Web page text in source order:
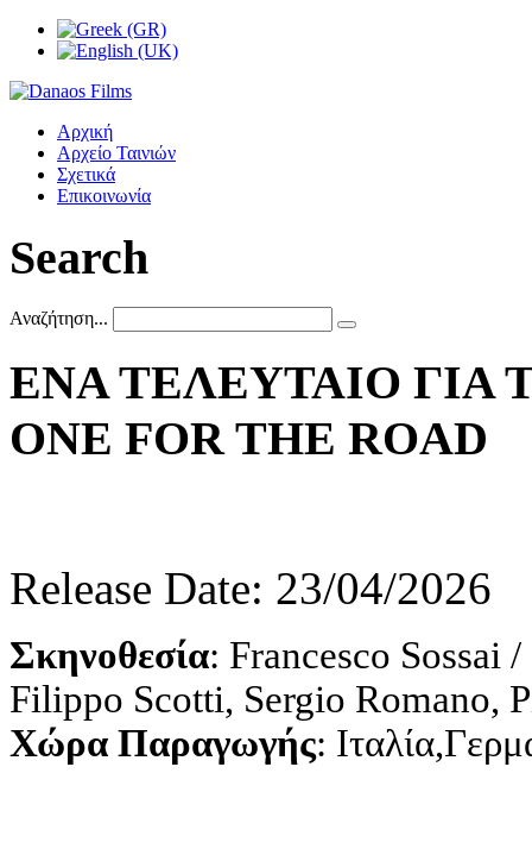
Αρχική
Αρχείο Ταινιών
Σχετικά
Επικοινωνία
Search
Αναζήτηση...
ΕΝΑ ΤΕΛΕΥΤΑΙΟ ΓΙΑ
ONE FOR THE ROAD
Release Date: 23/04/2026
Σκηνοθεσία: Francesco Sossai
Filippo Scotti, Sergio Romano,
Χώρα Παραγωγής: